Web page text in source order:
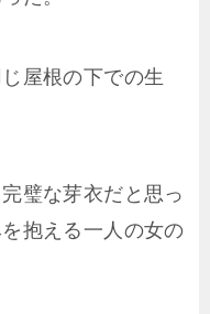
屋根の下での生
璧な芽衣だと思っ
抱える一人の女の